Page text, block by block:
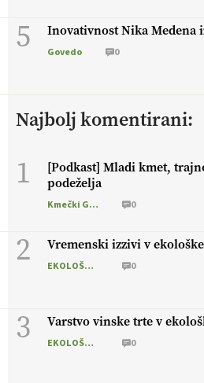
5 Inovativnost Nika Medena
Govedo 0
Najbolj komentirani:
1
[Podkast] Mladi kmet,
podeželja
Kmečki Glas 0
2 Vremenski izzivi v
EKOLOŠKO LOGIČNO 0
3 Varstvo vinske trte v
EKOLOŠKO LOGIČNO 0